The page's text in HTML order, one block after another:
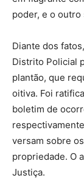
poder, e o
Diante dos
Distrito Policial
plantão, que
oitiva. Foi
boletim de
versam sobre
propriedade. O
Justiça.